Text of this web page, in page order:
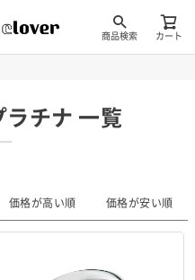
商品検索 カート
ラチナ 一覧
価格が高い順 価格が安い順